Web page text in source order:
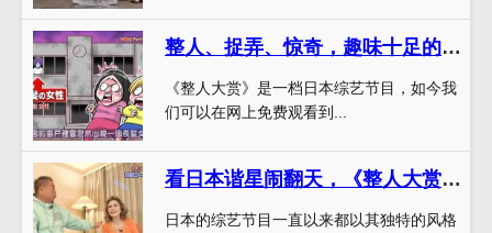
整人、捉弄、惊奇，趣味十足的《整人大赏》2019在线观看免费
《整人大赏》是一档日本综艺节目，如今我
们可以在网上免费观看到...
看日本谐星闹翻天，《整人大赏》让你笑到捧腹
日本的综艺节目一直以来都以其独特的风格